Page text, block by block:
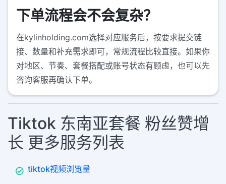
下单流程会不会复杂？
在kylinholding.com选择对应服务后，按要求提交链
接、数量和补充需求即可，常规流程比较直接。如果你
对地区、节奏、套餐搭配或账号状态有顾虑，也可以先
咨询客服再确认下单。
Tiktok 东南亚套餐 粉丝赞增
长 更多服务列表
tiktok视频浏览量